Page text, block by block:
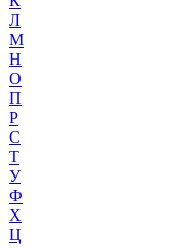
Л
М
Н
О
П
Р
С
Т
У
Ф
Х
Ц